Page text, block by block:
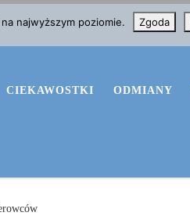
CIEKAWOSTKI ODMIANY
najwyższym poziomie. Zgoda